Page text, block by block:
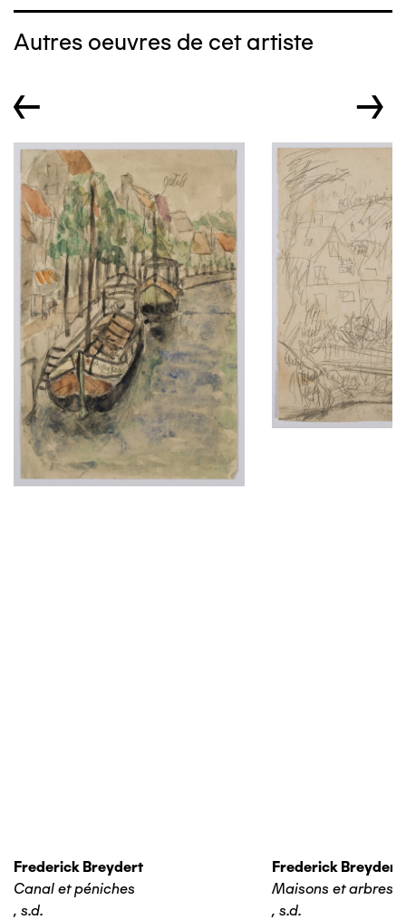
Autres oeuvres de cet artiste
← →
Frederick Breydert
Canal et péniches
, s.d.
Frederick Breydert
Maisons et arbres
, s.d.